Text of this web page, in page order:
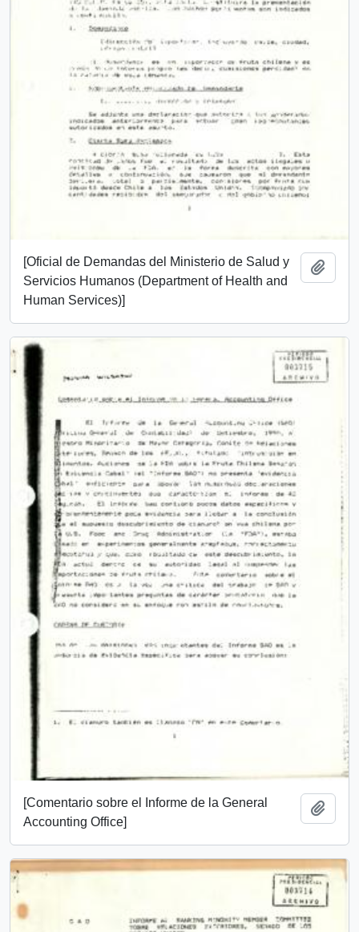
[Oficial de Demandas del Ministerio de Salud y
Servicios Humanos (Department of Health and
Human Services)]
[Comentario sobre el Informe de la General
Accounting Office]